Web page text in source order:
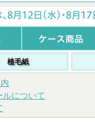
植毛紙
について